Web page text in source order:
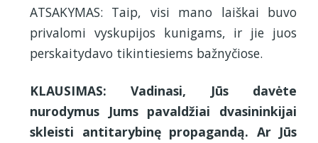
ATSAKYMAS: Taip, visi mano laiškai buvo
privalomi vyskupijos kunigams, ir jie juos
perskaitydavo tikintiesiems bažnyčiose.
KLAUSIMAS: Vadinasi, Jūs davėte
nurodymus Jums pavaldžiai dvasininkijai
skleisti antitarybinę propagandą. Ar Jūs